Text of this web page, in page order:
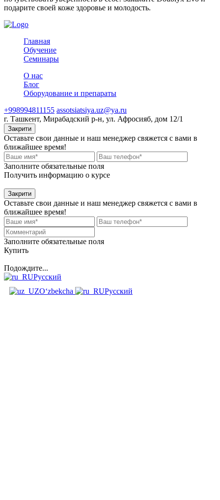
подарите своей коже здоровье и молодость.
Главная
Обучение
Семинары
О нас
Блог
Оборудование и препараты
+998994811155 assotsiatsiya.uz@ya.ru
г. Ташкент, Мирабадский р-н, ул. Афросияб, дом 12/1
Закрити
Оставьте свои данные и наш менеджер свяжется с вами в
ближайшее время!
Заполните обязательные поля
Получить информацию о курсе
Закрити
Оставьте свои данные и наш менеджер свяжется с вами в
ближайшее время!
Заполните обязательные поля
Купить
Подождите...
Русский
O‘zbekcha
Русский